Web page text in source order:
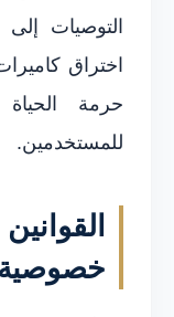
التوصيات
اختراق
حرمة
للمستخدمين.